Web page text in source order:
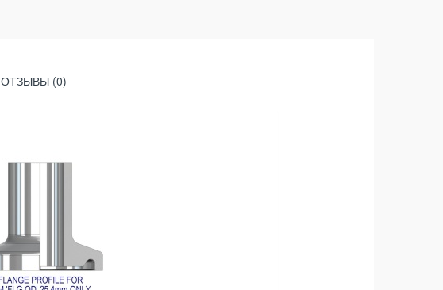
ОТЗЫВЫ (0)